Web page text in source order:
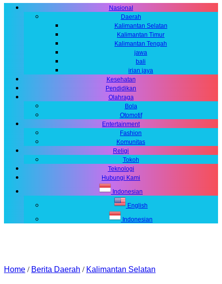
Nasional
Daerah
Kalimantan Selatan
Kalimantan Timur
Kalimantan Tengah
jawa
bali
irian jaya
Kesehatan
Pendidikan
Olahraga
Bola
Otomotif
Entertainment
Fashion
Komunitas
Religi
Tokoh
Teknologi
Hubungi Kami
Indonesian
English
Indonesian
Home / Berita Daerah / Kalimantan Selatan